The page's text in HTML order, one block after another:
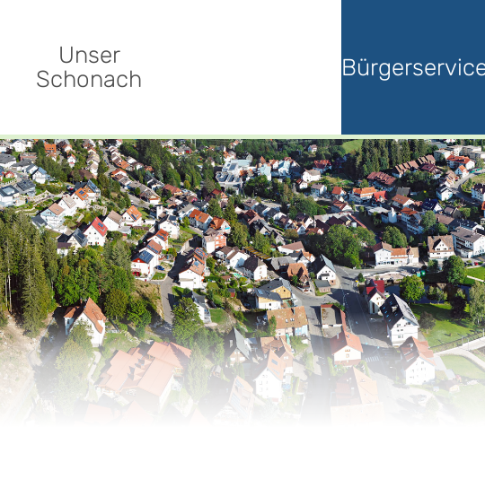
Unser
Schonach